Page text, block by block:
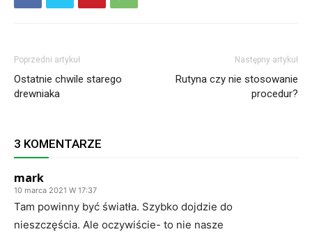
Poprzedni artykuł
Ostatnie chwile starego
drewniaka
Następny artykuł
Rutyna czy nie stosowanie
procedur?
3 KOMENTARZE
mark
10 marca 2021 W 17:37
Tam powinny być światła. Szybko dojdzie do
nieszczęścia. Ale oczywiście- to nie nasze